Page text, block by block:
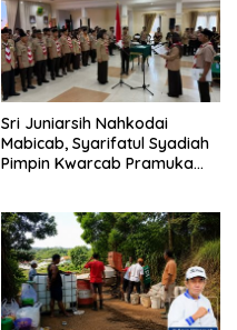
Sri Juniarsih Nahkodai
Mabicab, Syarifatul Syadiah
Pimpin Kwarcab Pramuka